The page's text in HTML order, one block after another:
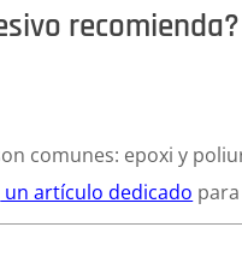
recomienda?
comunes: epoxi y
un artículo dedicado